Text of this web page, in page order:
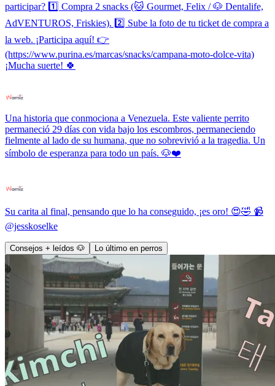
participar? 1️⃣ Compra 2 snacks (🐱 Gourmet, Felix / 🐶 Dentalife,
AdVENTUROS, Friskies). 2️⃣ Sube la foto de tu ticket de compra a
la web. ¡Participa aquí! 👉
(https://www.purina.es/marcas/snacks/campana-moto-dolce-vita)
¡Mucha suerte! 🍀
Una historia que conmociona a Venezuela. Este valiente perrito
permaneció 29 días con vida bajo los escombros, permaneciendo
fielmente al lado de su humana, que no sobrevivió a la tragedia. Un
símbolo de esperanza para todo un país. 🐶❤️
Su carita al final, pensando que lo ha conseguido, ¡es oro! 😍🤣 📹
@jesskoselke
Consejos + leídos 🐶 Lo último en perros